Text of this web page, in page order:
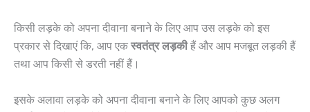
किसी लड़के को अपना दीवाना बनाने के लिए आप उस लड़के को इस
प्रकार से दिखाएं कि, आप एक स्वतंत्र लड़कीहैं और आप मजबूत लड़की हैं
तथा आप किसी से डरती नहीं हैं।
इसके अलावा लड़के को अपना दीवाना बनाने के लिए आपको कुछ अलग